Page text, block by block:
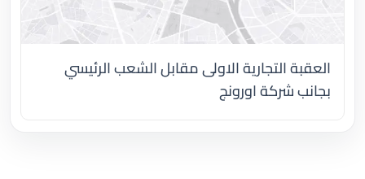
اضغط لتحميل الموقع
العقبة التجارية الاولى مقابل الشعب الرئيسي
بجانب شركة اورونج